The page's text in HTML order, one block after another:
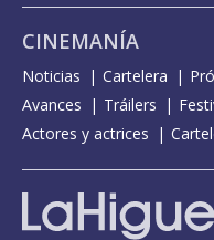
CINEMANÍA
Noticias Cartelera
Avances
Tráilers
Actores y actrices